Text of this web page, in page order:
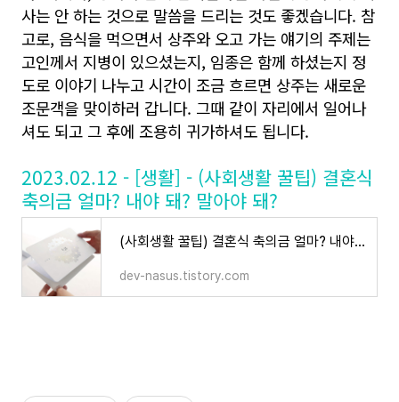
사는 안 하는 것으로 말씀을 드리는 것도 좋겠습니다. 참
고로, 음식을 먹으면서 상주와 오고 가는 얘기의 주제는
고인께서 지병이 있으셨는지, 임종은 함께 하셨는지 정
도로 이야기 나누고 시간이 조금 흐르면 상주는 새로운
조문객을 맞이하러 갑니다. 그때 같이 자리에서 일어나
셔도 되고 그 후에 조용히 귀가하셔도 됩니다.
2023.02.12 - [생활] - (사회생활 꿀팁) 결혼식
축의금 얼마? 내야 돼? 말아야 돼?
(사회생활 꿀팁) 결혼식 축의금 얼마? 내야 돼? 말아야 돼?
dev-nasus.tistory.com